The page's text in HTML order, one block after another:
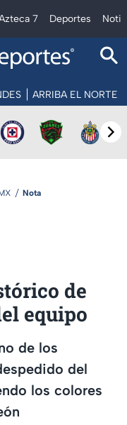
7 Deportes
ARRIBA EL NORTE
Nota
de
equipo
de los
del
los colores